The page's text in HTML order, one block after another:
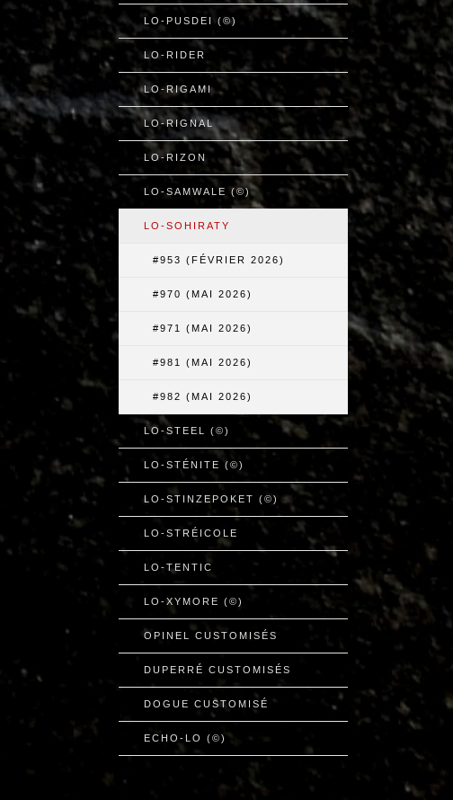
LO-PUSDEI (©)
LO-RIDER
LO-RIGAMI
LO-RIGNAL
LO-RIZON
LO-SAMWALE (©)
LO-SOHIRATY
#953 (FÉVRIER 2026)
#970 (MAI 2026)
#971 (MAI 2026)
#981 (MAI 2026)
#982 (MAI 2026)
LO-STEEL (©)
LO-STÉNITE (©)
LO-STINZEPOKET (©)
LO-STRÉICOLE
LO-TENTIC
LO-XYMORE (©)
OPINEL CUSTOMISÉS
DUPERRÉ CUSTOMISÉS
DOGUE CUSTOMISÉ
ECHO-LO (©)